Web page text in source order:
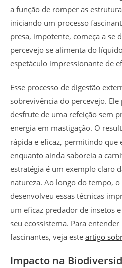
a função de romper as
iniciando um processo
presa, impotente, começa a se
percevejo se alimenta do
espetáculo impressionante de
Esse processo de digestão
sobrevivência do percevejo.
desfrute de uma refeição sem
energia em mastigação. O
rápida e eficaz, permitindo que
enquanto ainda saboreia a
estratégia é um exemplo claro
natureza. Ao longo do tempo,
desenvolveu essas técnicas
um eficaz predador de insetos
seu ecossistema. Para
fascinantes, veja este artigo
Impacto na